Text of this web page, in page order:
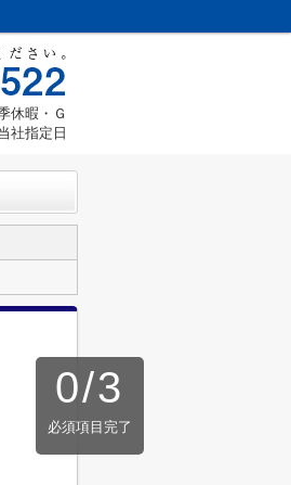
休暇・Ｇ
社指定日
0/3
必須項目完了